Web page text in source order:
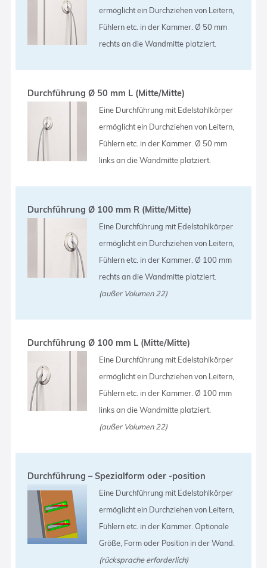
ermöglicht ein Durchziehen von Leitern,
Fühlern etc. in der Kammer. Ø 50 mm
rechts an die Wandmitte platziert.
Durchführung Ø 50 mm L (Mitte/Mitte)
Eine Durchführung mit Edelstahlkörper
ermöglicht ein Durchziehen von Leitern,
Fühlern etc. in der Kammer. Ø 50 mm
links an die Wandmitte platziert.
Durchführung Ø 100 mm R (Mitte/Mitte)
Eine Durchführung mit Edelstahlkörper
ermöglicht ein Durchziehen von Leitern,
Fühlern etc. in der Kammer. Ø 100 mm
rechts an die Wandmitte platziert.
(außer Volumen 22)
Durchführung Ø 100 mm L (Mitte/Mitte)
Eine Durchführung mit Edelstahlkörper
ermöglicht ein Durchziehen von Leitern,
Fühlern etc. in der Kammer. Ø 100 mm
links an die Wandmitte platziert.
(außer Volumen 22)
Durchführung – Spezialform oder -position
Eine Durchführung mit Edelstahlkörper
ermöglicht ein Durchziehen von Leitern,
Fühlern etc. in der Kammer. Optionale
Größe, Form oder Position in der Wand.
(rücksprache erforderlich)